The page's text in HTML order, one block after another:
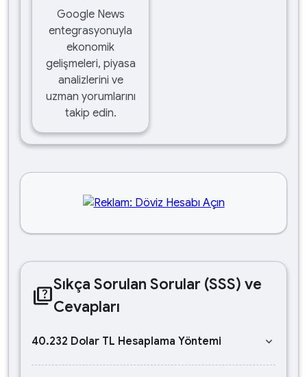
Google News
entegrasyonuyla
ekonomik
gelişmeleri, piyasa
analizlerini ve
uzman yorumlarını
takip edin.
quizSıkça Sorulan Sorular (SSS) ve
Cevapları
40.232 Dolar TL Hesaplama Yöntemi keyboard_arrow_down